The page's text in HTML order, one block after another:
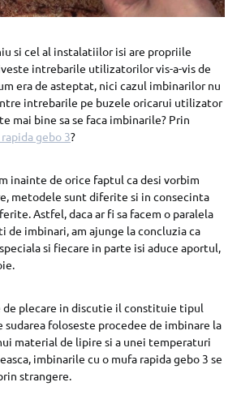
si cel al instalatiilor isi are propriile
intrebarile utilizatorilor vis-a-vis de
era de asteptat, nici cazul imbinarilor nu
intrebarile pe buzele oricarui utilizator
mai bine sa se faca imbinarile? Prin
gebo 3?
inainte de orice faptul ca desi vorbim
metodele sunt diferite si in consecinta
Astfel, daca ar fi sa facem o paralela
imbinari, am ajunge la concluzia ca
si fiecare in parte isi aduce aportul,
plecare in discutie il constituie tipul
sudarea foloseste procedee de imbinare la
material de lipire si a unei temperaturi
imbinarile cu o mufa rapida gebo 3 se
strangere.